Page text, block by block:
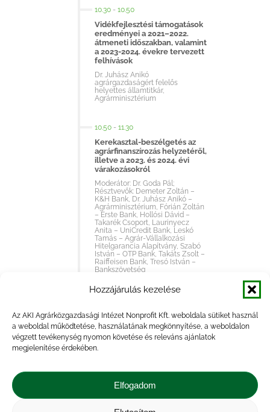
Hozzájárulás kezelése
Az AKI Agrárközgazdasági Intézet Nonprofit Kft. weboldala sütiket használ
a weboldal működtetése, használatának megkönnyítése, a weboldalon
végzett tevékenység nyomon követése és releváns ajánlatok
megjelenítése érdekében.
Elfogadom
10.30 - 10.50
Vidékfejlesztési támogatások
eredményei a 2021–2022.
átmeneti időszakban, valamint
a 2023-2024. évekre tervezett
felhívások
Dr. Juhász Anikó
agrárgazdaságért felelős
helyettes államtitkár,
Agrárminisztérium
10.50 - 11.30
Kerekasztal-beszélgetés az
agrárfinanszírozás helyzetéről,
illetve a 2023. és 2024. évi
várakozásokról
Moderátor: Dr. Goda Pál;
Résztvevők: Demeter Zoltán –
K&H Bank, Dr. Juhász Anikó –
Agrárminisztérium, Fórián Zoltán
– Erste Bank, Hollósi Dávid –
Takarék Csoport, Laurinyecz
Anita – UniCredit Bank, Leskó
Tamás – Agrár-Vállalkozási
Hitelgarancia Alapítvány, Szabó
István – OTP Bank, Takáts Zsolt –
Raiffeisen Bank, Tresó István –
Bankszövetség
Zárszó, összegzés
Dr. Goda Pál – ügyvezető
igazgató, Agrárközgazdasági